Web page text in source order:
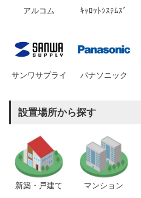
アルコム ｷｬﾛｯﾄｼｽﾃﾑｽﾞ
サンワサプライ パナソニック
設置場所から探す
新築・戸建て マンション